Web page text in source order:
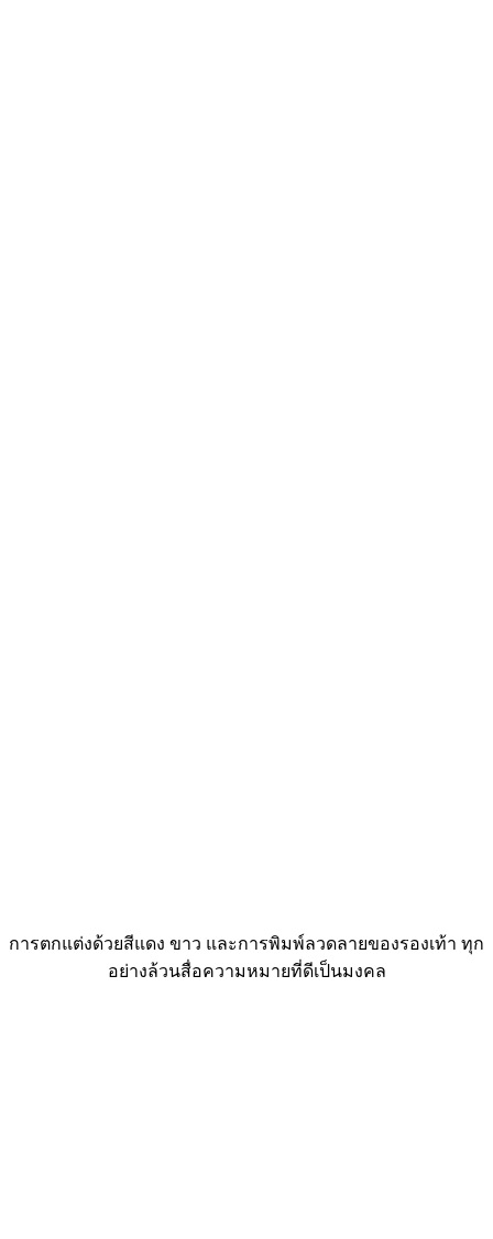
การตกแต่งด้วยสีแดง ขาว และการพิมพ์ลวดลายของรองเท้า ทุก
อย่างล้วนสื่อความหมายที่ดีเป็นมงคล